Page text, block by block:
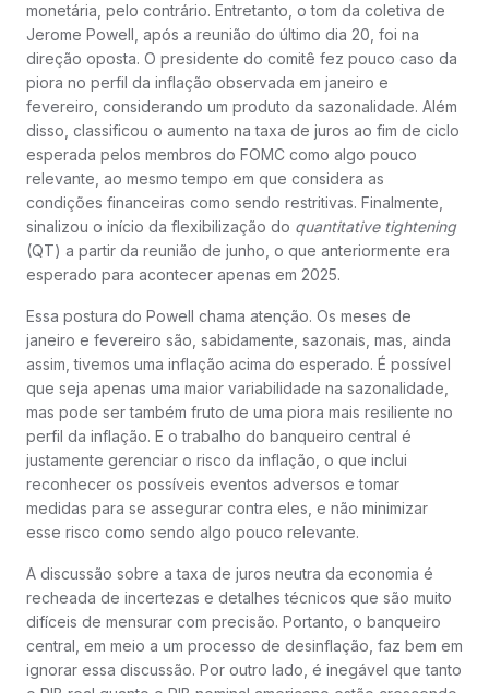
monetária, pelo contrário. Entretanto, o tom da coletiva de
Jerome Powell, após a reunião do último dia 20, foi na
direção oposta. O presidente do comitê fez pouco caso da
piora no perfil da inflação observada em janeiro e
fevereiro, considerando um produto da sazonalidade. Além
disso, classificou o aumento na taxa de juros ao fim de ciclo
esperada pelos membros do FOMC como algo pouco
relevante, ao mesmo tempo em que considera as
condições financeiras como sendo restritivas. Finalmente,
sinalizou o início da flexibilização do quantitative tightening
(QT) a partir da reunião de junho, o que anteriormente era
esperado para acontecer apenas em 2025.
Essa postura do Powell chama atenção. Os meses de
janeiro e fevereiro são, sabidamente, sazonais, mas, ainda
assim, tivemos uma inflação acima do esperado. É possível
que seja apenas uma maior variabilidade na sazonalidade,
mas pode ser também fruto de uma piora mais resiliente no
perfil da inflação. E o trabalho do banqueiro central é
justamente gerenciar o risco da inflação, o que inclui
reconhecer os possíveis eventos adversos e tomar
medidas para se assegurar contra eles, e não minimizar
esse risco como sendo algo pouco relevante.
A discussão sobre a taxa de juros neutra da economia é
recheada de incertezas e detalhes técnicos que são muito
difíceis de mensurar com precisão. Portanto, o banqueiro
central, em meio a um processo de desinflação, faz bem em
ignorar essa discussão. Por outro lado, é inegável que tanto